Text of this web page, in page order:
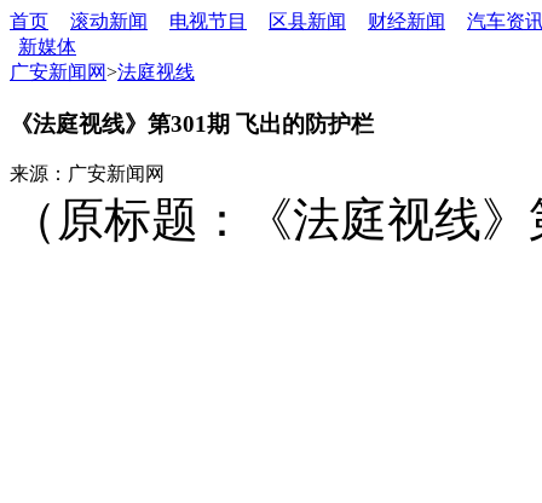
首页 滚动新闻 电视节目 区县新闻 财经新闻
汽车资
新媒体
广安新闻网>法庭视线
《法庭视线》第301期 飞出的防护栏
来源：广安新闻网
（原标题：《法庭视线